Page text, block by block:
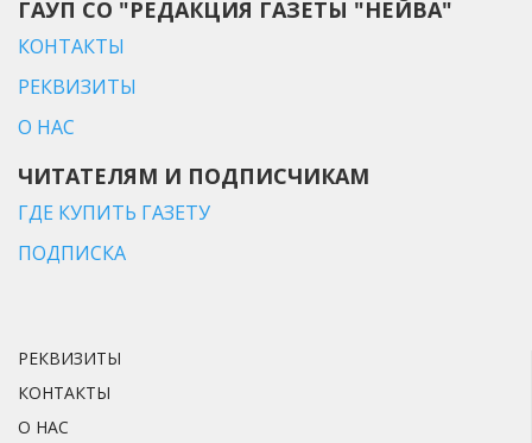
ГАУП СО "РЕДАКЦИЯ ГАЗЕТЫ "НЕЙВА"
КОНТАКТЫ
РЕКВИЗИТЫ
О НАС
ЧИТАТЕЛЯМ И ПОДПИСЧИКАМ
ГДЕ КУПИТЬ ГАЗЕТУ
ПОДПИСКА
РЕКВИЗИТЫ
КОНТАКТЫ
О НАС